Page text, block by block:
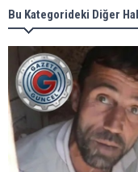
Bu Kategorideki Diğer